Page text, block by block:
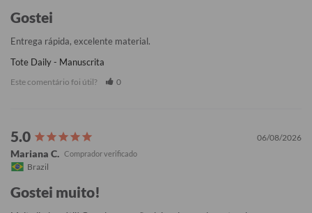
Gostei
Entrega rápida, excelente material.
Tote Daily - Manuscrita
Este comentário foi útil? 0
06/08/2026
Mariana C.
Brazil
Gostei muito!